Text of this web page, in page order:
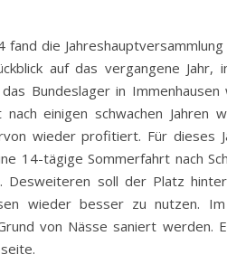
fand die
auf das vergangene
Bundeslager in
nach einigen schwachen
wieder profitiert. Für dieses
14-tägige Sommerfahrt nach
Desweiteren soll der Platz
wieder besser zu nutzen.
von Nässe saniert werden.